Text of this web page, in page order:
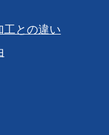
工との違い